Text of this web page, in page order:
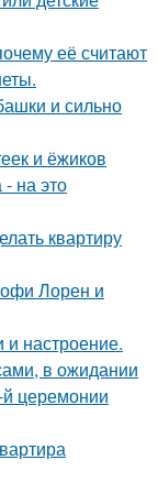
её считают
и сильно
и ёжиков
на это
квартиру
Лорен и
настроение.
в ожидании
церемонии